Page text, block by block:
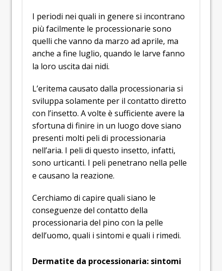
I periodi nei quali in genere si incontrano
più facilmente le processionarie sono
quelli che vanno da marzo ad aprile, ma
anche a fine luglio, quando le larve fanno
la loro uscita dai nidi.
L’eritema causato dalla processionaria si
sviluppa solamente per il contatto diretto
con l’insetto. A volte è sufficiente avere la
sfortuna di finire in un luogo dove siano
presenti molti peli di processionaria
nell’aria. I peli di questo insetto, infatti,
sono urticanti. I peli penetrano nella pelle
e causano la reazione.
Cerchiamo di capire quali siano le
conseguenze del contatto della
processionaria del pino con la pelle
dell’uomo, quali i sintomi e quali i rimedi.
Dermatite da processionaria: sintomi